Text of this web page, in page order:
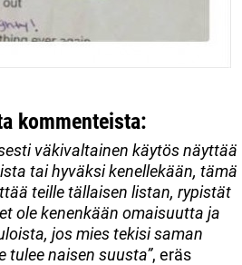
kommenteista:
väkivaltainen käytös näyttää
tai hyväksi kenellekään, tämä
teille tällaisen listan, rypistät
ole kenenkään omaisuutta ja
jos mies tekisi saman
tulee naisen suusta”, eräs